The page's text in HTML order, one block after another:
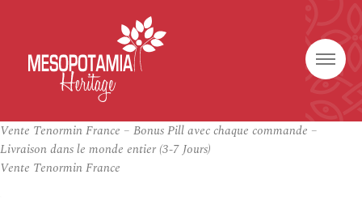
Vente Tenormin France – Bonus Pill avec chaque commande –
Livraison dans le monde entier (3-7 Jours)
Vente Tenormin France